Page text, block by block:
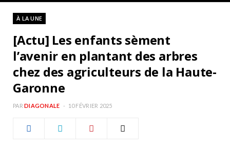
À LA UNE
[Actu] Les enfants sèment
l’avenir en plantant des arbres
chez des agriculteurs de la Haute-
Garonne
PAR DIAGONALE 10 FÉVRIER 2025